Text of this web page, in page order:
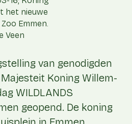
het nieuwe
Emmen.
Veen
van genodigden
Koning Willem-
WILDLANDS
geopend. De koning